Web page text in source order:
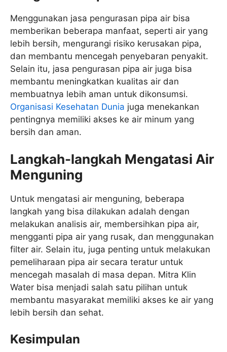
Menggunakan jasa pengurasan pipa air bisa
memberikan beberapa manfaat, seperti air yang
lebih bersih, mengurangi risiko kerusakan pipa,
dan membantu mencegah penyebaran penyakit.
Selain itu, jasa pengurasan pipa air juga bisa
membantu meningkatkan kualitas air dan
membuatnya lebih aman untuk dikonsumsi.
Organisasi Kesehatan Dunia juga menekankan
pentingnya memiliki akses ke air minum yang
bersih dan aman.
Langkah-langkah Mengatasi Air
Menguning
Untuk mengatasi air menguning, beberapa
langkah yang bisa dilakukan adalah dengan
melakukan analisis air, membersihkan pipa air,
mengganti pipa air yang rusak, dan menggunakan
filter air. Selain itu, juga penting untuk melakukan
pemeliharaan pipa air secara teratur untuk
mencegah masalah di masa depan. Mitra Klin
Water bisa menjadi salah satu pilihan untuk
membantu masyarakat memiliki akses ke air yang
lebih bersih dan sehat.
Kesimpulan